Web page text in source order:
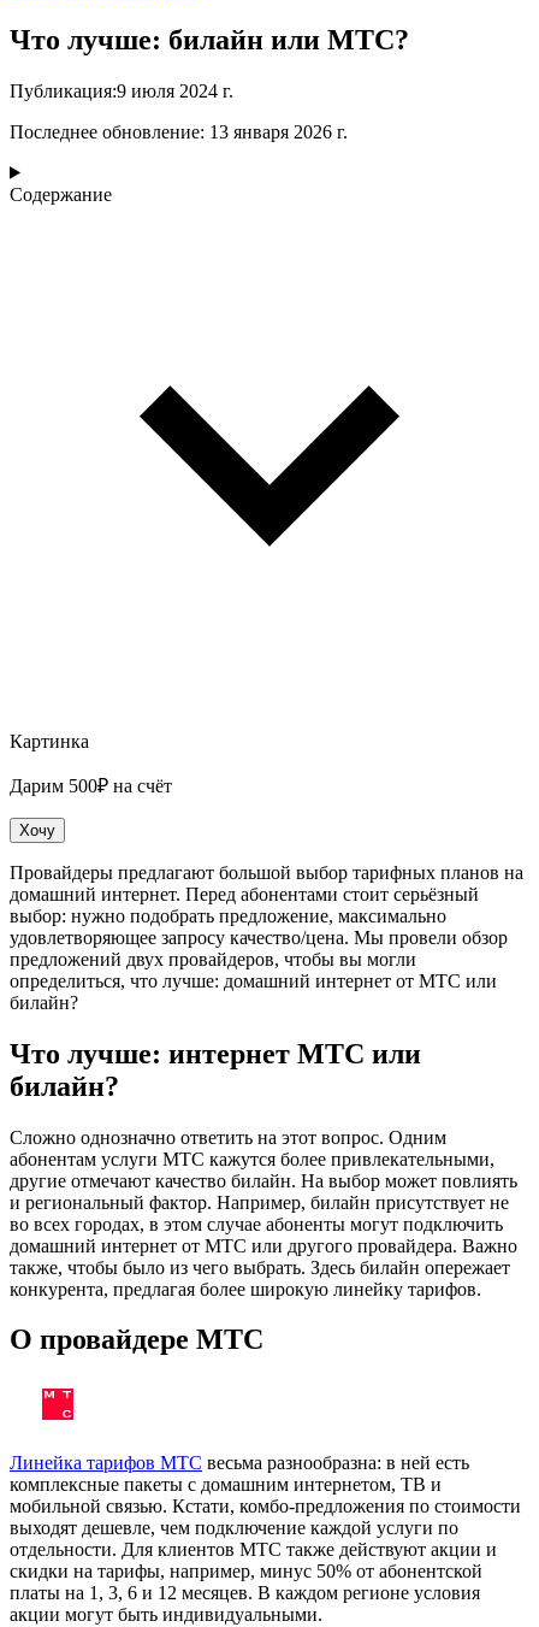
Что лучше: билайн или МТС?
Публикация:9 июля 2024 г.
Последнее обновление: 13 января 2026 г.
Содержание
Картинка
Дарим 500₽ на счёт
Хочу
Провайдеры предлагают большой выбор тарифных планов на
домашний интернет. Перед абонентами стоит серьёзный
выбор: нужно подобрать предложение, максимально
удовлетворяющее запросу качество/цена. Мы провели обзор
предложений двух провайдеров, чтобы вы могли
определиться, что лучше: домашний интернет от МТС или
билайн?
Что лучше: интернет МТС или
билайн?
Сложно однозначно ответить на этот вопрос. Одним
абонентам услуги МТС кажутся более привлекательными,
другие отмечают качество билайн. На выбор может повлиять
и региональный фактор. Например, билайн присутствует не
во всех городах, в этом случае абоненты могут подключить
домашний интернет от МТС или другого провайдера. Важно
также, чтобы было из чего выбрать. Здесь билайн опережает
конкурента, предлагая более широкую линейку тарифов.
О провайдере МТС
Линейка тарифов МТС весьма разнообразна: в ней есть
комплексные пакеты с домашним интернетом, ТВ и
мобильной связью. Кстати, комбо-предложения по стоимости
выходят дешевле, чем подключение каждой услуги по
отдельности. Для клиентов МТС также действуют акции и
скидки на тарифы, например, минус 50% от абонентской
платы на 1, 3, 6 и 12 месяцев. В каждом регионе условия
акции могут быть индивидуальными.